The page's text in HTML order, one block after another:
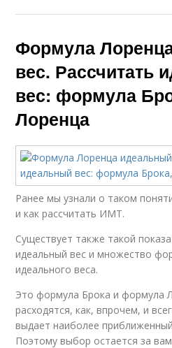
Формула
вес. Рассчитать
вес: формула
Лоренца
Ранее мы узнали о таком
и как рассчитать ИМТ.
Существует также такой
идеальный вес и множество
идеального веса.
Это формула Брока и формула
расходятся, как, впрочем, и
выдает наиболее
Поэтому выбор остается за